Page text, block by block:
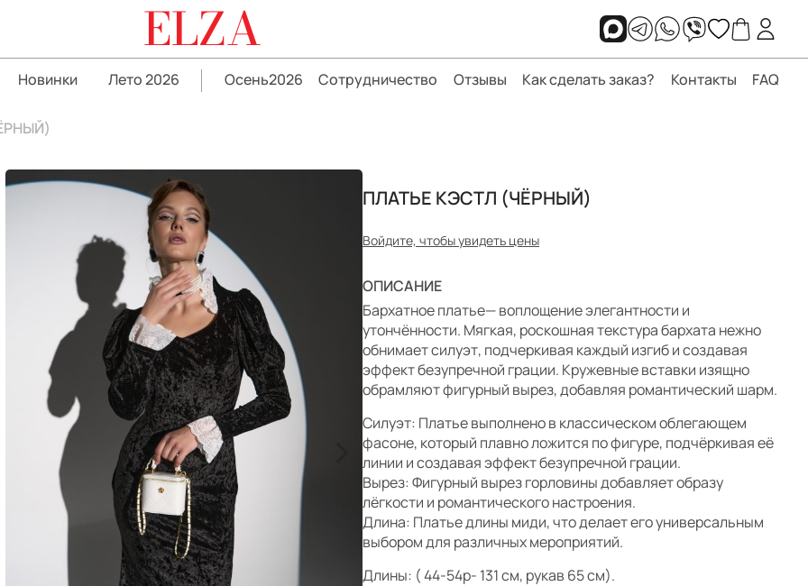
ELZA
Новинки Лето 2026 Осень2026 Сотрудничество Отзывы Как сделать заказ? Контакты FAQ
ПЛАТЬЕ КЭСТЛ (ЧЁРНЫЙ)
Войдите, чтобы увидеть цены
ОПИСАНИЕ
Бархатное платье— воплощение элегантности и
утончённости. Мягкая, роскошная текстура бархата нежно
обнимает силуэт, подчеркивая каждый изгиб и создавая
эффект безупречной грации. Кружевные вставки изящно
обрамляют фигурный вырез, добавляя романтический шарм.
Силуэт: Платье выполнено в классическом облегающем
фасоне, который плавно ложится по фигуре, подчёркивая её
линии и создавая эффект безупречной грации.
Вырез: Фигурный вырез горловины добавляет образу
лёгкости и романтического настроения.
Длина: Платье длины миди, что делает его универсальным
выбором для различных мероприятий.
Длины: ( 44-54р- 131 см, рукав 65 см).